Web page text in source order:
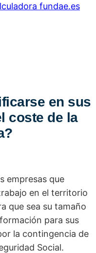
fundae.es
en sus
coste de la
empresas que
en el territorio
que sea su tamaño
para sus
la contingencia de
Social.